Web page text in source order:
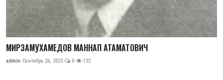
МИРЗАМУХАМЕДОВ МАННАП АТАМАТОВИЧ
admin Сентябрь 26, 2023 0 132